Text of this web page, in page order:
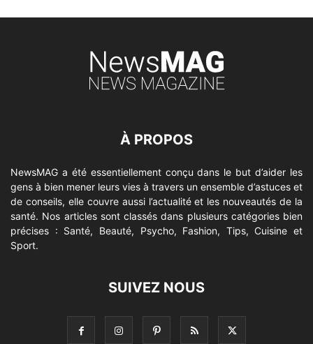
À PROPOS
NewsMAG a été essentiellement conçu dans le but d’aider les
gens à bien mener leurs vies à travers un ensemble d’astuces et
de conseils, elle couvre aussi l’actualité et les nouveautés de la
santé. Nos articles sont classés dans plusieurs catégories bien
précises : Santé, Beauté, Psycho, Fashion, Tips, Cuisine et
Sport.
SUIVEZ NOUS